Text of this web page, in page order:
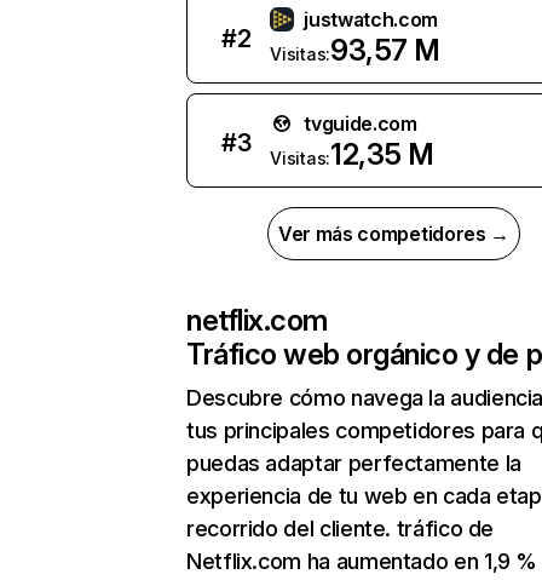
#2
justwatch.com
Visitas:93,57 M
#3
tvguide.com
Visitas:12,35 M
Ver más competidores →
netflix.com
Tráfico web orgánico y de
Descubre cómo navega la
tus principales competidores para
puedas adaptar perfectamente la
experiencia de tu web en cada
recorrido del cliente. tráfico de
Netflix.com ha aumentado en 1,9